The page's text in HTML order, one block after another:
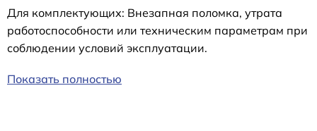
Для комплектующих: Внезапная поломка, утрата
работоспособности или техническим параметрам при
соблюдении условий эксплуатации.
Показать полностью